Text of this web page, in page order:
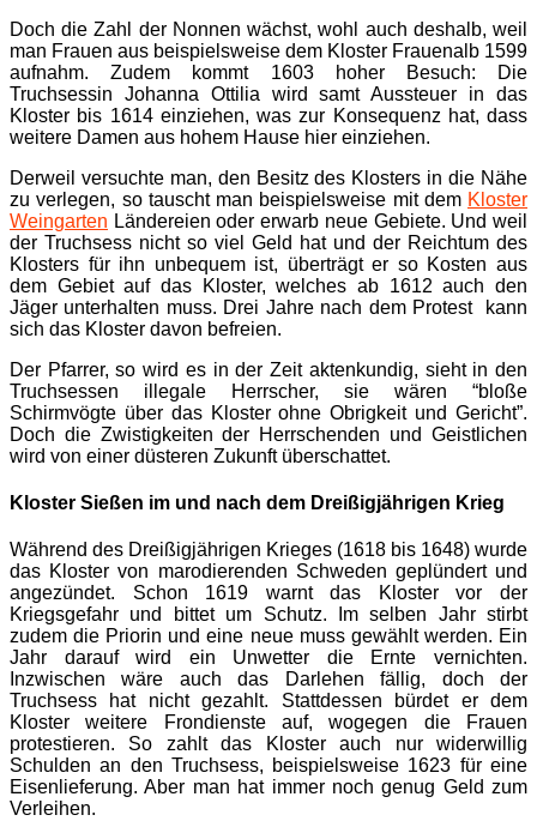
Doch die Zahl der Nonnen wächst, wohl auch deshalb, weil
man Frauen aus beispielsweise dem Kloster Frauenalb 1599
aufnahm. Zudem kommt 1603 hoher Besuch: Die
Truchsessin Johanna Ottilia wird samt Aussteuer in das
Kloster bis 1614 einziehen, was zur Konsequenz hat, dass
weitere Damen aus hohem Hause hier einziehen.
Derweil versuchte man, den Besitz des Klosters in die Nähe
zu verlegen, so tauscht man beispielsweise mit dem Kloster
Weingarten Ländereien oder erwarb neue Gebiete. Und weil
der Truchsess nicht so viel Geld hat und der Reichtum des
Klosters für ihn unbequem ist, überträgt er so Kosten aus
dem Gebiet auf das Kloster, welches ab 1612 auch den
Jäger unterhalten muss. Drei Jahre nach dem Protest kann
sich das Kloster davon befreien.
Der Pfarrer, so wird es in der Zeit aktenkundig, sieht in den
Truchsessen illegale Herrscher, sie wären “bloße
Schirmvögte über das Kloster ohne Obrigkeit und Gericht”.
Doch die Zwistigkeiten der Herrschenden und Geistlichen
wird von einer düsteren Zukunft überschattet.
Kloster Sießen im und nach dem Dreißigjährigen Krieg
Während des Dreißigjährigen Krieges (1618 bis 1648) wurde
das Kloster von marodierenden Schweden geplündert und
angezündet. Schon 1619 warnt das Kloster vor der
Kriegsgefahr und bittet um Schutz. Im selben Jahr stirbt
zudem die Priorin und eine neue muss gewählt werden. Ein
Jahr darauf wird ein Unwetter die Ernte vernichten.
Inzwischen wäre auch das Darlehen fällig, doch der
Truchsess hat nicht gezahlt. Stattdessen bürdet er dem
Kloster weitere Frondienste auf, wogegen die Frauen
protestieren. So zahlt das Kloster auch nur widerwillig
Schulden an den Truchsess, beispielsweise 1623 für eine
Eisenlieferung. Aber man hat immer noch genug Geld zum
Verleihen.